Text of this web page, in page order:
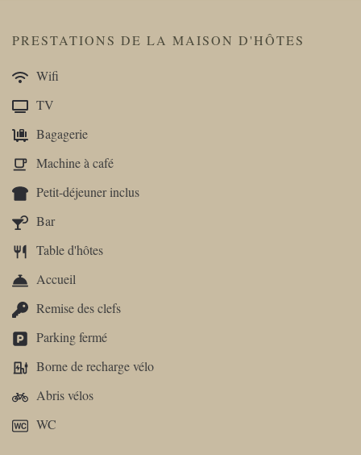
PRESTATIONS DE LA MAISON D'HÔTES
Wifi
TV
Bagagerie
Machine à café
Petit-déjeuner inclus
Bar
Table d'hôtes
Accueil
Remise des clefs
Parking fermé
Borne de recharge vélo
Abris vélos
WC